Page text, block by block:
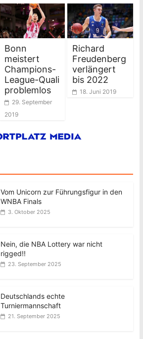
Bonn
meistert
Champions-
League-Quali
problemlos
29. September
2019
Richard
Freudenberg
verlängert
bis 2022
18. Juni 2019
Vom Unicorn zur Führungsfigur in den
WNBA Finals
3. Oktober 2025
Nein, die NBA Lottery war nicht
rigged!!
23. September 2025
Deutschlands echte
Turniermannschaft
21. September 2025